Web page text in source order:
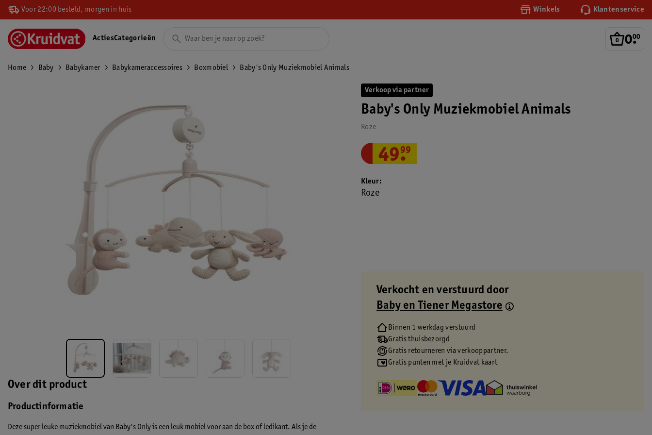
Voor 22:00 besteld, morgen in huis Winkels Klantenservice
0.
00
ActiesCategorieën
Home Baby Babykamer Babykameraccessoires Boxmobiel Baby's Only Muziekmobiel Animals
Over dit product
Productinformatie
Deze super leuke muziekmobiel van Baby's Only is een leuk mobiel voor aan de box of ledikant. Als je de
Verkoop via partner
Baby's Only Muziekmobiel Animals
Roze
49.
99
Kleur
Roze
Verkocht en verstuurd door
Baby en Tiener Megastore
Binnen 1 werkdag verstuurd
Gratis thuisbezorgd
Gratis retourneren via verkooppartner.
Gratis punten met je Kruidvat kaart